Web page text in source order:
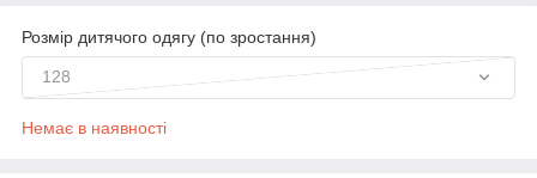
Розмір дитячого одягу (по зростання)
128
Немає в наявності